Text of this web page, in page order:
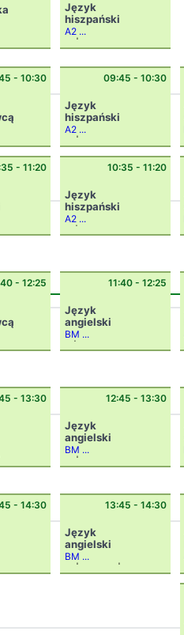
- 10:30
- 11:20
- 12:25
- 13:30
- 14:30
Język
hiszpański
A2 ...
8b|gh
09:45 - 10:30
Język
hiszpański
A2 ...
8c|gh
10:35 - 11:20
Język
hiszpański
A2 ...
7g|gh
11:40 - 12:25
Język
angielski
BM ...
12:45 - 13:30
Język
angielski
BM ...
6a|dz
13:45 - 14:30
Język
angielski
BM ...
7b|an3 +
7c|an3